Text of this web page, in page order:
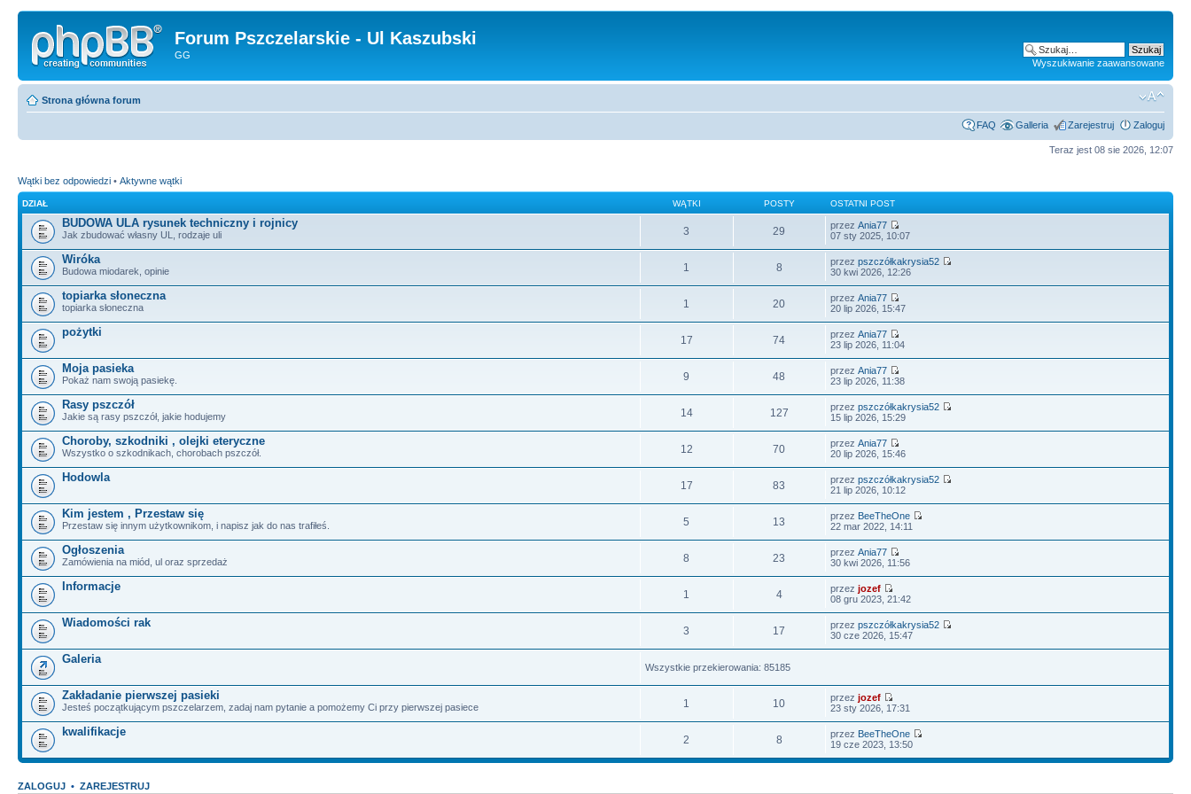
Forum Pszczelarskie - Ul Kaszubski
GG
Wyszukiwanie zaawansowane
Strona główna forum
FAQ Galleria Zarejestruj Zaloguj
Teraz jest 08 sie 2026, 12:07
Wątki bez odpowiedzi • Aktywne wątki
DZIAŁ WĄTKI POSTY OSTATNI POST
BUDOWA ULA rysunek techniczny i rojnicy
Jak zbudować własny UL, rodzaje uli 3 29 przezAnia77
07 sty 2025, 10:07
Wiróka
Budowa miodarek, opinie 1 8 przezpszczółkakrysia52
30 kwi 2026, 12:26
topiarka słoneczna
topiarka słoneczna 1 20 przezAnia77
20 lip 2026, 15:47
pożytki
17 74 przezAnia77
23 lip 2026, 11:04
Moja pasieka
Pokaż nam swoją pasiekę. 9 48 przezAnia77
23 lip 2026, 11:38
Rasy pszczół
Jakie są rasy pszczół, jakie hodujemy 14 127 przezpszczółkakrysia52
15 lip 2026, 15:29
Choroby, szkodniki , olejki eteryczne
Wszystko o szkodnikach, chorobach pszczół. 12 70 przezAnia77
20 lip 2026, 15:46
Hodowla
17 83 przezpszczółkakrysia52
21 lip 2026, 10:12
Kim jestem , Przestaw się
Przestaw się innym użytkownikom, i napisz jak do nas trafiłeś. 5 13 przez BeeTheOne
22 mar 2022, 14:11
Ogłoszenia
Zamówienia na miód, ul oraz sprzedaż 8 23 przezAnia77
30 kwi 2026, 11:56
Informacje
1 4 przezjozef
08 gru 2023, 21:42
Wiadomości rak
3 17 przezpszczółkakrysia52
30 cze 2026, 15:47
Galeria
Wszystkie przekierowania: 85185
Zakładanie pierwszej pasieki
Jesteś początkującym pszczelarzem, zadaj nam pytanie a pomożemy Ci przy pierwszej pasiece 1 10 przezjozef
23 sty 2026, 17:31
kwalifikacje
2 8 przez BeeTheOne
19 cze 2023, 13:50
ZALOGUJ • ZAREJESTRUJ